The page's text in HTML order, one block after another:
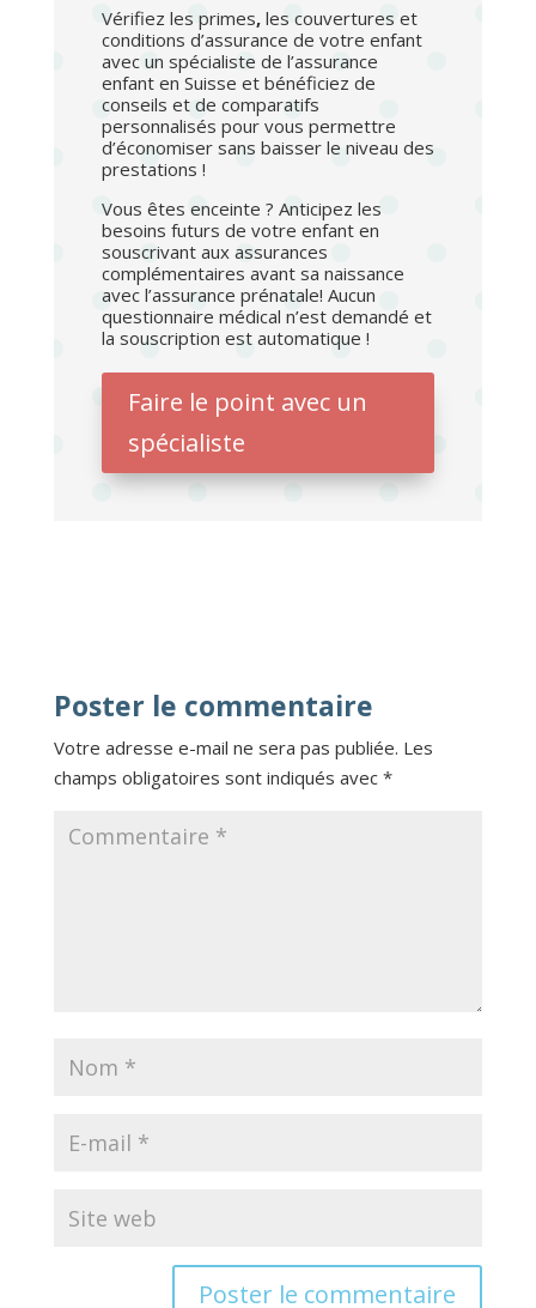
Vérifiez les primes,les couvertures et
conditions d’assurance de votre enfant
avec un spécialiste de l’assurance
enfant en Suisse et bénéficiez de
conseils et de comparatifs
personnalisés pour vous permettre
d’économiser sans baisser le niveau des
prestations !
Vous êtes enceinte ? Anticipez les
besoins futurs de votre enfant en
souscrivant aux assurances
complémentaires avant sa naissance
avec l’assurance prénatale! Aucun
questionnaire médical n’est demandé et
la souscription est automatique !
Faire le point avec un
spécialiste
Poster le commentaire
Votre adresse e-mail ne sera pas publiée. Les
champs obligatoires sont indiqués avec *